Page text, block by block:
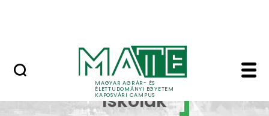
MAGYAR AGRÁR- ÉS
ÉLETTUDOMÁNYI EGYETEM
KAPOSVÁRI CAMPUS
Doktori Iskolák -
Doktori
Iskolák